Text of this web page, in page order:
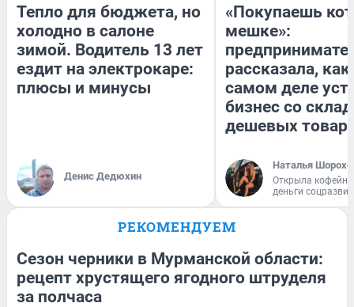
Тепло для бюджета, но
холодно в салоне
зимой. Водитель 13 лет
ездит на электрокаре:
плюсы и минусы
Денис Дедюхин
«Покупаешь
мешке»:
рассказала, как
самом деле
бизнес со
дешевых
Наталья
Открыла
деньги
РЕКОМЕНДУЕМ
Сезон черники в Мурманской области:
рецепт хрустящего ягодного штруделя
за полчаса